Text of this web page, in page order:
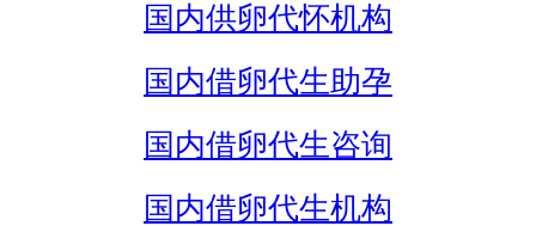
国内供卵代怀机构
国内借卵代生助孕
国内借卵代生咨询
国内借卵代生机构